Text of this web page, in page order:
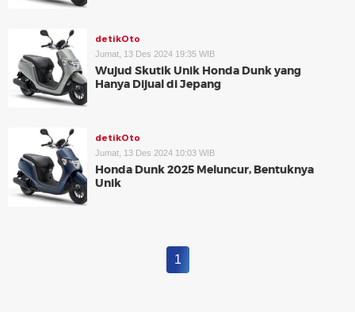
detikOto
Jumat, 13 Des 2024 19:35 WIB
Wujud Skutik Unik Honda Dunk yang
Hanya Dijual di Jepang
detikOto
Jumat, 13 Des 2024 10:03 WIB
Honda Dunk 2025 Meluncur, Bentuknya
Unik
1